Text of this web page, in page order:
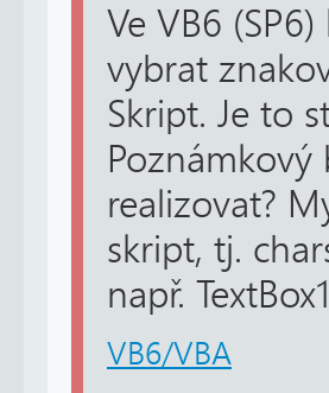
Ve VB6
vybrat
Skript. Je to
Poznámkový
realizovat?
skript, tj.
např.
VB6/VBA